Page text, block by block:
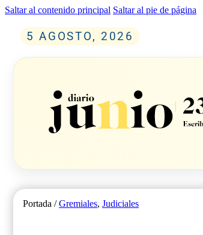
Saltar al contenido principal Saltar al pie de página
5 AGOSTO, 2026
Portada /Gremiales, Judiciales